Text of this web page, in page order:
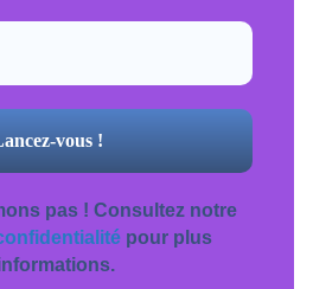
pas ! Consultez notre
pour plus